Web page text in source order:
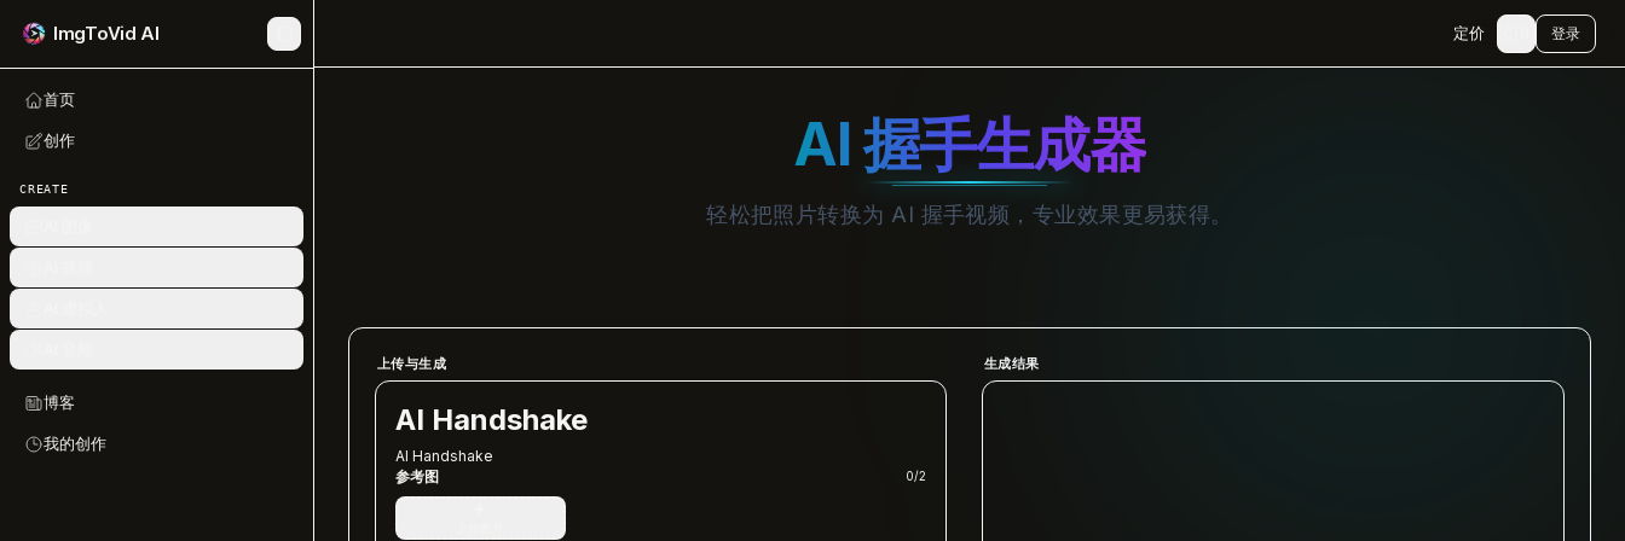
ImgToVid AI
首页
创作
CREATE
博客
我的创作
定价 登录
AI 握手生成器
轻松把照片转换为 AI 握手视频，专业效果更易获得。
上传与生成
AI Handshake
AI Handshake
参考图
0/2
生成结果